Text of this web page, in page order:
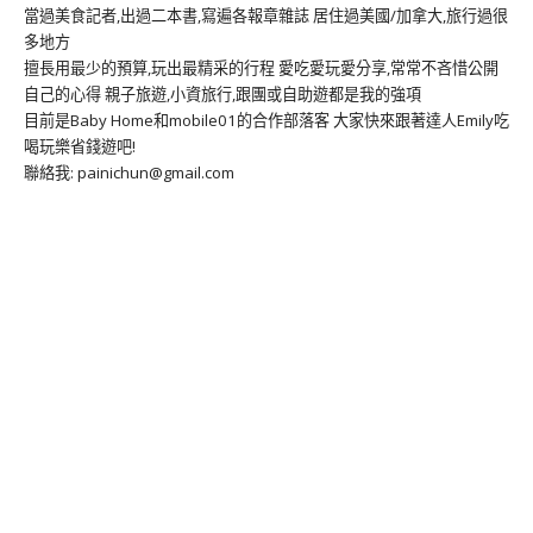
當過美食記者,出過二本書,寫遍各報章雜誌 居住過美國/加拿大,旅行過很
多地方
擅長用最少的預算,玩出最精采的行程 愛吃愛玩愛分享,常常不吝惜公開
自己的心得 親子旅遊,小資旅行,跟團或自助遊都是我的強項
目前是Baby Home和mobile01的合作部落客 大家快來跟著達人Emily吃
喝玩樂省錢遊吧!
聯絡我: painichun@gmail.com